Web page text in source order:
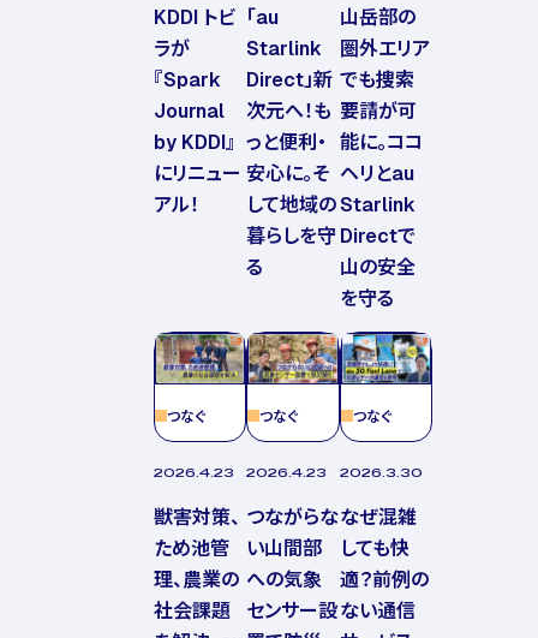
KDDI トビ
ラが
『Spark
Journal
by KDDI』
にリニュー
アル！
「au
Starlink
Direct」新
次元へ！も
っと便利・
安心に。そ
して地域の
暮らしを守
る
山岳部の
圏外エリア
でも捜索
要請が可
能に。ココ
ヘリとau
Starlink
Directで
山の安全
を守る
つなぐ
2026.4.23
獣害対策、
ため池管
理、農業の
社会課題
つなぐ
2026.4.23
つながらな
い山間部
への気象
センサー設
つなぐ
2026.3.30
なぜ混雑
しても快
適？前例の
ない通信